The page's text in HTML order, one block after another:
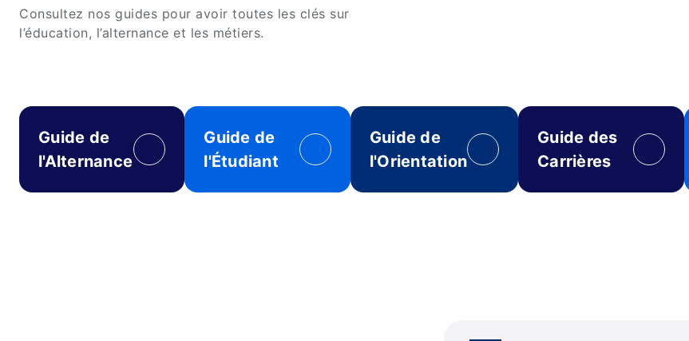
Consultez nos guides pour avoir toutes les clés sur
l’éducation, l’alternance et les métiers.
Guide de
l'Alternance
Guide de
l'Étudiant
Guide de
l'Orientation
Guide des
Carrières